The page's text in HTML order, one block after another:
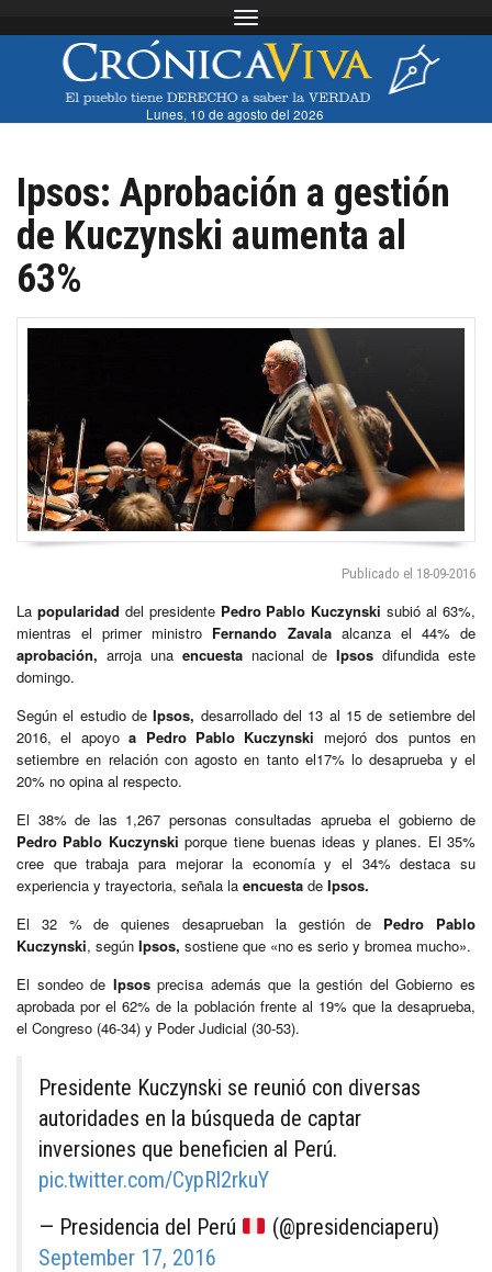
Toggle navigation
Lunes, 10 de agosto del 2026
Ipsos: Aprobación a gestión
de Kuczynski aumenta al
63%
Publicado el 18-09-2016
La popularidad del presidente Pedro Pablo Kuczynski subió al 63%,
mientras el primer ministro Fernando Zavalaalcanza el 44% de
aprobación, arroja una encuestanacional deIpsosdifundida este
domingo.
Según el estudio deIpsos, desarrollado del 13 al 15 de setiembre del
2016, el apoyoa Pedro Pablo Kuczynski mejoró dos puntos en
setiembre en relación con agosto en tanto el17% lo desaprueba y el
20% no opina al respecto.
El 38% de las 1,267 personas consultadas aprueba el gobierno de
Pedro Pablo Kuczynski porque tiene buenas ideas y planes. El 35%
cree que trabaja para mejorar la economía y el 34% destaca su
experiencia y trayectoria, señala la encuesta de Ipsos.
El 32 % de quienes desaprueban la gestión de Pedro Pablo
Kuczynski, según Ipsos, sostiene que «no es serio y bromea mucho».
El sondeo de Ipsosprecisa además que la gestión del Gobierno es
aprobada por el 62% de la población frente al 19% que la desaprueba,
el Congreso (46-34) y Poder Judicial (30-53).
Presidente Kuczynski se reunió con diversas
autoridades en la búsqueda de captar
inversiones que beneficien al Perú.
pic.twitter.com/CypRl2rkuY
— Presidencia del Perú
(@presidenciaperu)
September 17, 2016